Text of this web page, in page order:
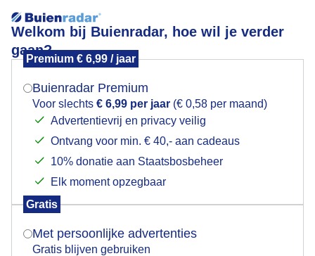
Welkom bij Buienradar, hoe wil je verder
gaan?
Premium € 6,99 / jaar
Buienradar Premium
Voor slechts € 6,99 per jaar (€ 0,58 per maand)
Advertentievrij en privacy veilig
Ontvang voor min. € 40,- aan cadeaus
10% donatie aan Staatsbosbeheer
Elk moment opzegbaar
Gratis
Met persoonlijke advertenties
Gratis blijven gebruiken
Sneek
Mogen we je locatie gebruiken voor het
Indien je hier nog geen akkoord op hebt gegeven,
verschijnt er zo een pop-up uit je browser waarin
Is goed, toon de popup